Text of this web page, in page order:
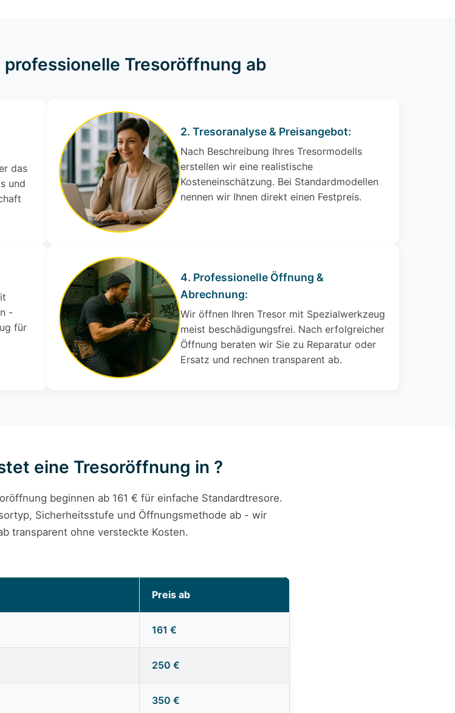
Tresoröffnung ab
das
und
2. Tresoranalyse & Preisangebot:
Nach Beschreibung Ihres Tresormodells
erstellen wir eine realistische
Kosteneinschätzung. Bei Standardmodellen
nennen wir Ihnen direkt einen Festpreis.
-
für
4. Professionelle Öffnung &
Abrechnung:
Wir öffnen Ihren Tresor mit Spezialwerkzeug
meist beschädigungsfrei. Nach erfolgreicher
Öffnung beraten wir Sie zu Reparatur oder
Ersatz und rechnen transparent ab.
eine Tresoröffnung in ?
beginnen ab 161 € für einfache Standardtresore.
Sicherheitsstufe und Öffnungsmethode ab - wir
transparent ohne versteckte Kosten.
Preis ab
161 €
250 €
350 €